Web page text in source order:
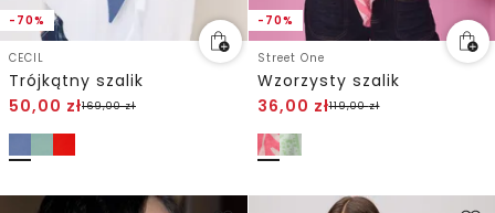
-70%
CECIL
Trójkątny szalik
50,00 zł169,00zł
-70%
Street One
Wzorzysty szalik
36,00 zł119,00zł